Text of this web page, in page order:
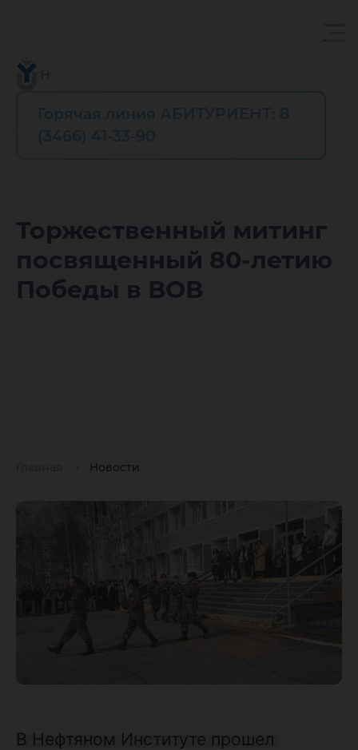
Торжественный митинг
посвященный 80-летию
Победы в ВОВ
Новости
митинг
В Нефтяном Институте прошел